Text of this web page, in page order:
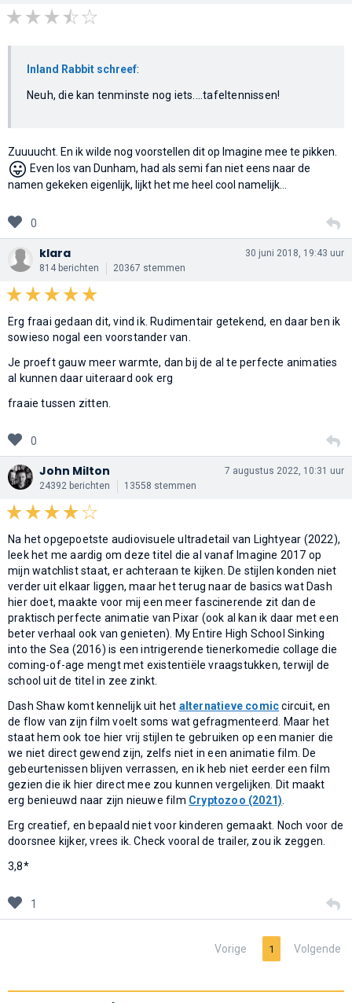
Inland Rabbit schreef:
Neuh, die kan tenminste nog iets....tafeltennissen!
Zuuuucht. En ik wilde nog voorstellen dit op Imagine mee te pikken.
😛 Even los van Dunham, had als semi fan niet eens naar de
namen gekeken eigenlijk, lijkt het me heel cool namelijk...
0
klara
814 berichten 20367 stemmen
30 juni 2018, 19:43 uur
Erg fraai gedaan dit, vind ik. Rudimentair getekend, en daar ben ik
sowieso nogal een voorstander van.
Je proeft gauw meer warmte, dan bij de al te perfecte animaties
al kunnen daar uiteraard ook erg
fraaie tussen zitten.
0
John Milton
24392 berichten 13558 stemmen
7 augustus 2022, 10:31 uur
Na het opgepoetste audiovisuele ultradetail van Lightyear (2022),
leek het me aardig om deze titel die al vanaf Imagine 2017 op
mijn watchlist staat, er achteraan te kijken. De stijlen konden niet
verder uit elkaar liggen, maar het terug naar de basics wat Dash
hier doet, maakte voor mij een meer fascinerende zit dan de
praktisch perfecte animatie van Pixar (ook al kan ik daar met een
beter verhaal ook van genieten). My Entire High School Sinking
into the Sea (2016) is een intrigerende tienerkomedie collage die
coming-of-age mengt met existentiële vraagstukken, terwijl de
school uit de titel in zee zinkt.
Dash Shaw komt kennelijk uit het alternatieve comiccircuit, en
de flow van zijn film voelt soms wat gefragmenteerd. Maar het
staat hem ook toe hier vrij stijlen te gebruiken op een manier die
we niet direct gewend zijn, zelfs niet in een animatie film. De
gebeurtenissen blijven verrassen, en ik heb niet eerder een film
gezien die ik hier direct mee zou kunnen vergelijken. Dit maakt
erg benieuwd naar zijn nieuwe film Cryptozoo (2021)
Erg creatief, en bepaald niet voor kinderen gemaakt. Noch voor de
doorsnee kijker, vrees ik. Check vooral de trailer, zou ik zeggen.
3,8*
1
Vorige 1 Volgende